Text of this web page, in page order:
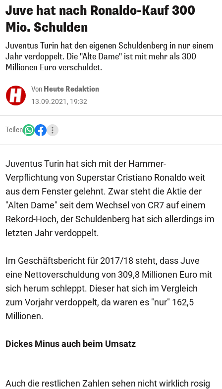
Juve hat nach Ronaldo-Kauf 300
Mio. Schulden
Juventus Turin hat den eigenen Schuldenberg in nur einem
Jahr verdoppelt. Die "Alte Dame" ist mit mehr als 300
Millionen Euro verschuldet.
Von Heute Redaktion
13.09.2021, 19:32
Teilen
Juventus Turin hat sich mit der Hammer-
Verpflichtung von Superstar Cristiano Ronaldo weit
aus dem Fenster gelehnt. Zwar steht die Aktie der
"Alten Dame" seit dem Wechsel von CR7 auf einem
Rekord-Hoch, der Schuldenberg hat sich allerdings im
letzten Jahr verdoppelt.
Im Geschäftsbericht für 2017/18 steht, dass Juve
eine Nettoverschuldung von 309,8 Millionen Euro mit
sich herum schleppt. Dieser hat sich im Vergleich
zum Vorjahr verdoppelt, da waren es "nur" 162,5
Millionen.
Dickes Minus auch beim Umsatz
Auch die restlichen Zahlen sehen nicht wirklich rosig